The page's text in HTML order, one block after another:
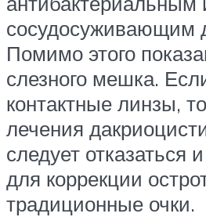
сосудосуживающим
Помимо этого
слезного мешка.
контактные линзы,
лечения
следует отказаться
для коррекции
традиционные очки.